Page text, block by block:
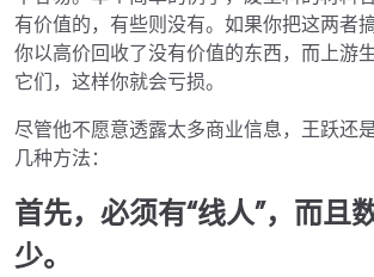
有价值的，有些则没有。如果你把这两者
你以高价回收了没有价值的东西，而上游
它们，这样你就会亏损。
尽管他不愿意透露太多商业信息，王跃还
几种方法：
首先，必须有“线人”，而且
少。